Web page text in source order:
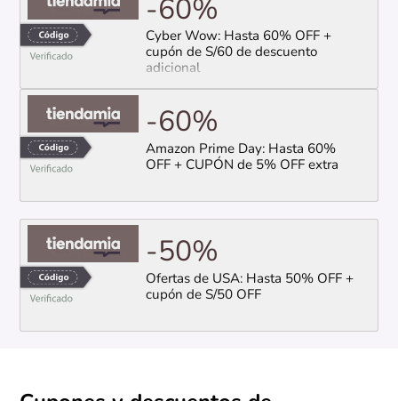
-60%
Cyber Wow: Hasta 60% OFF +
cupón de S/60 de descuento
adicional
-60%
Amazon Prime Day: Hasta 60%
OFF + CUPÓN de 5% OFF extra
-50%
Ofertas de USA: Hasta 50% OFF +
cupón de S/50 OFF